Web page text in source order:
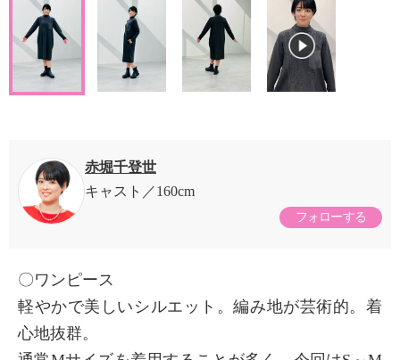
赤堀千登世
キャスト
160cm
フォローする
〇ワンピース
軽やかで美しいシルエット。編み地が芸術的。着
心地抜群。